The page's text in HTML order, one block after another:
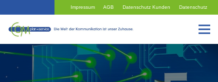
Impressum AGB Datenschutz Kunden Datenschutz